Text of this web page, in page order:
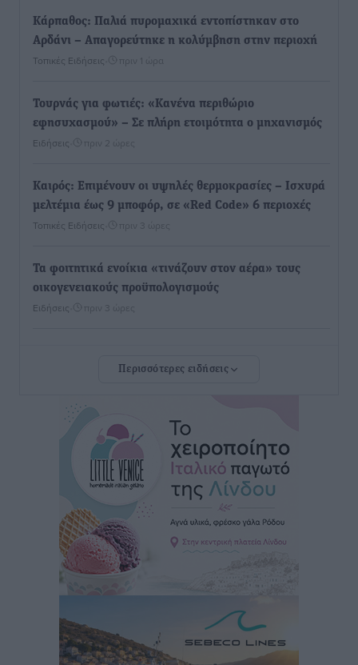
Κάρπαθος: Παλιά πυρομαχικά εντοπίστηκαν στο
Αρδάνι – Απαγορεύτηκε η κολύμβηση στην περιοχή
Τοπικές Ειδήσεις πριν 1 ώρα
Τουρνάς για φωτιές: «Κανένα περιθώριο
εφησυχασμού» – Σε πλήρη ετοιμότητα ο μηχανισμός
Ειδήσεις πριν 2 ώρες
Καιρός: Επιμένουν οι υψηλές θερμοκρασίες – Ισχυρά
μελτέμια έως 9 μποφόρ, σε «Red Code» 6 περιοχές
Τοπικές Ειδήσεις πριν 3 ώρες
Τα φοιτητικά ενοίκια «τινάζουν στον αέρα» τους
οικογενειακούς προϋπολογισμούς
Ειδήσεις πριν 3 ώρες
Δυνάμεις στη νήσο Ρω
Συνεχίζεται η έξοδος του Αυγούστου – Πάνω από
34.000 αναχωρούν σήμερα μόνο από τον Πειραιά
πριν 3 ώρες
Μόνιμες θέσεις στους παιδικούς σταθμούς: Οι
προϋποθέσεις, η 24μηνη εμπειρία και οι προθεσμίες
για τους δήμους
Τοπικές Ειδήσεις• πριν 3 ώρες
Δεύτερη πηγή εισοδήματος για τους επαγγελματίες
ψαράδες ο αλιευτικός τουρισμός
Ειδήσεις• πριν 4 ώρες
Περισσότερες ειδήσεις